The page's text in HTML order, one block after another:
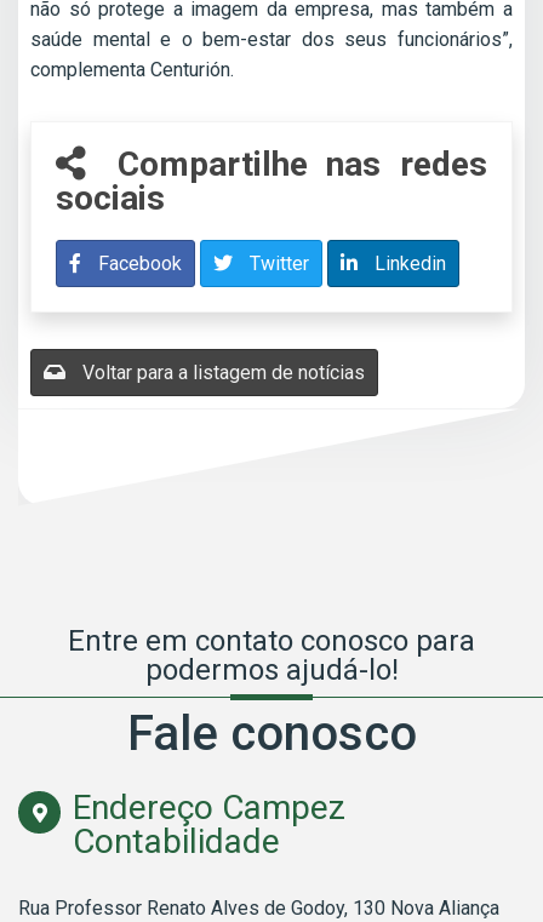
não só protege a imagem da empresa, mas também a
saúde mental e o bem-estar dos seus funcionários”,
complementa Centurión.
Compartilhe nas redes
sociais
Facebook Twitter Linkedin
Voltar para a listagem de notícias
Entre em contato conosco para
podermos ajudá-lo!
Fale conosco
Endereço Campez
Contabilidade
Rua Professor Renato Alves de Godoy, 130 Nova Aliança